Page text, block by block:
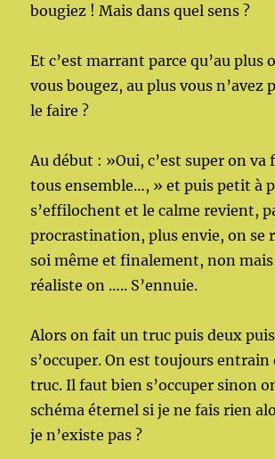
bougiez ! Mais dans quel sens ?
Et c’est marrant parce qu’au plus
vous bougez, au plus vous n’avez
le faire ?
Au début : »Oui, c’est super on va
tous ensemble…, » et puis petit à
s’effilochent et le calme revient,
procrastination, plus envie, on se
soi même et finalement, non
réaliste on ….. S’ennuie.
Alors on fait un truc puis deux
s’occuper. On est toujours entrain
truc. Il faut bien s’occuper sinon
schéma éternel si je ne fais rien
je n’existe pas ?